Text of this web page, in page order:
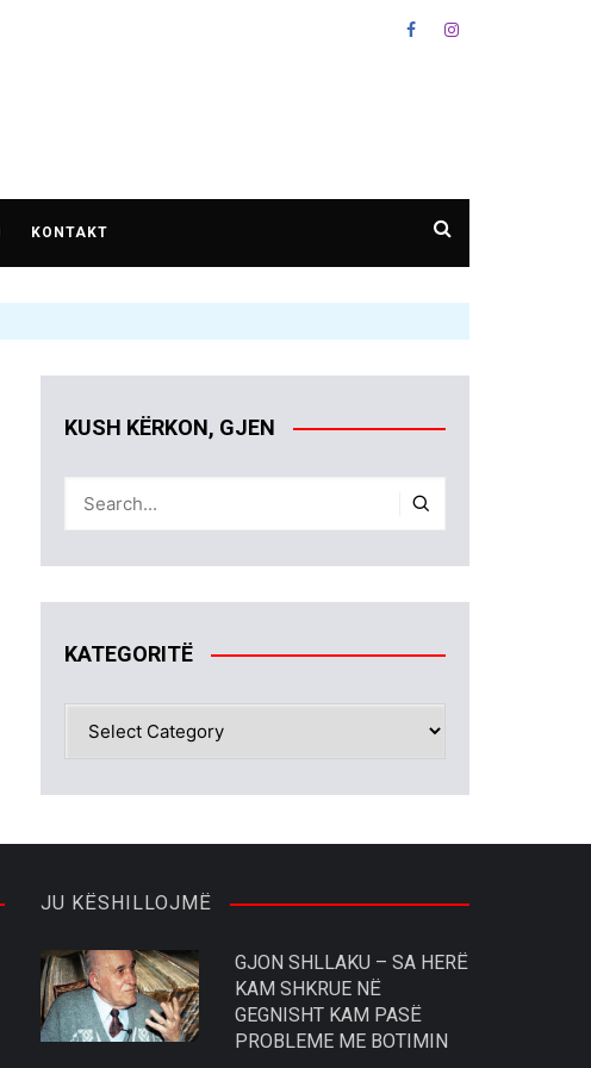
KONTAKT
KUSH KËRKON, GJEN
KATEGORITË
KATEGORITË
JU KËSHILLOJMË
GJON SHLLAKU – SA HERË
KAM SHKRUE NË
GEGNISHT KAM PASË
PROBLEME ME BOTIMIN